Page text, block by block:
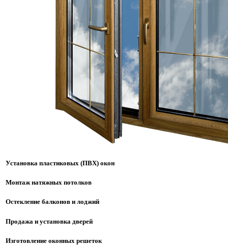
Установка пластиковых (ПВХ) окон
Монтаж натяжных потолков
Остекление балконов и лоджий
Продажа и установка дверей
Изготовление оконных решеток